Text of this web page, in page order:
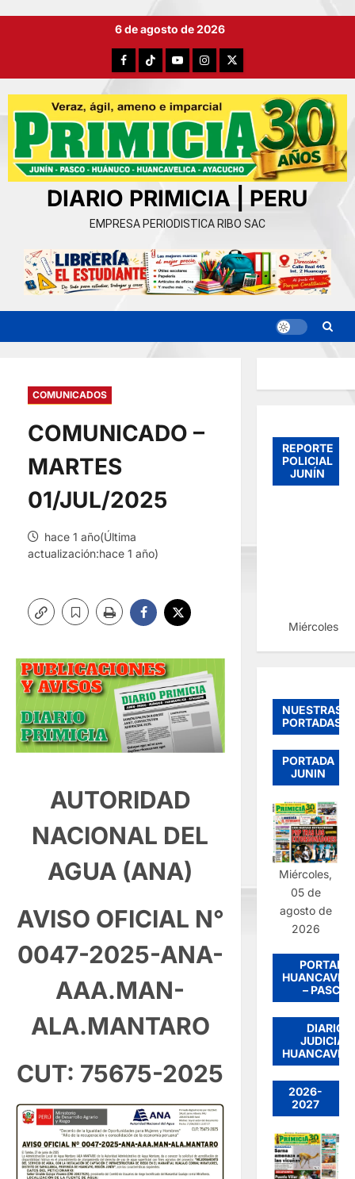
6 de agosto de 2026
FacebookTikTokYouTubeInstagram
X
DIARIO PRIMICIA | PERU
EMPRESA PERIODISTICA RIBO SAC
COMUNICADOS
COMUNICADO –
MARTES
01/JUL/2025
hace 1 año(Última
actualización:hace 1 año)
AUTORIDAD
NACIONAL DEL
AGUA (ANA)
AVISO OFICIAL N°
0047-2025-ANA-
AAA.MAN-
ALA.MANTARO
CUT: 75675-2025
REPORTE
POLICIAL
JUNÍN
Miércoles,
NUESTRAS
PORTADAS
PORTADA
JUNIN
Miércoles,
05 de
agosto de
2026
PORTADA
– PASCO
DIARIO
JUDICIAL
2026-
2027